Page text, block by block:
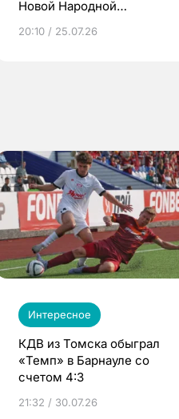
Новой Народной
20:10 / 25.07.26
Интересное
КДВ из Томска обыграл
«Темп» в Барнауле со
счетом 4:3
21:32 / 30.07.26